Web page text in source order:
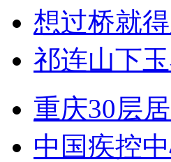
想过桥就
祁连山下
重庆30层
中国疾控